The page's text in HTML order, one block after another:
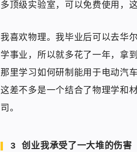
多顶级实验室，可以免费使用，
我喜欢物理。我毕业后可以去华
学事业，所以就多花了一年，拿
那里学习如何研制能用于电动汽
这差不多是一个结合了物理学和
司。
3 创业我承受了一大堆的伤害